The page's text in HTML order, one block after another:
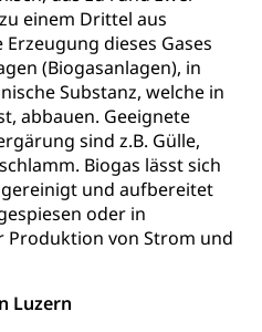
einem Drittel aus
dieses Gases
(Biogasanlagen), in
Substanz, welche in
abbauen. Geeignete
sind z.B. Gülle,
Biogas lässt sich
und aufbereitet
oder in
Produktion von Strom und
Luzern
und
(WAS Luzern)
(WAS Luzern)
(WAS
Unfallverhütung,